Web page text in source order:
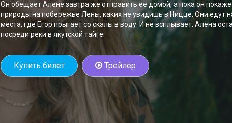
Он обещает Алене завтра же отправить ее домой, а пока он
природы на побережье Лены, каких не увидишь в Ницце. Они едут
места, где Егор прыгает со скалы в воду. И не всплывает. Алена
посреди реки в якутской тайге.
Купить билет Трейлер